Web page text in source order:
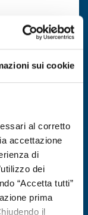
sui cookie
al corretto
accettazione
di
dei
“Accetta tutti”
prima
il
DISCOVER MORE →